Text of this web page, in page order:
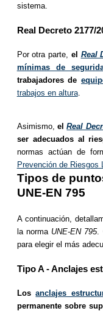
sistema.
Real Decreto 2177/
Por otra parte, el Real
mínimas de
trabajadores de
trabajos en altura.
Asimismo,elReal
ser adecuados al
normas actúan de
Prevención de Riesgos
Tipos de
UNE-EN 795
A continuación,
la norma UNE-EN 795.
para elegir el más
Tipo A - Anclajes
Losanclajes
permanente sobre